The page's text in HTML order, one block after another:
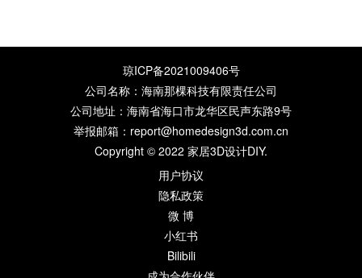
琼ICP备2021009406号
公司名称：海南那棵科技有限责任公司
公司地址：海南省海口市龙华区民声东路9号
举报邮箱：report@homedesign3d.com.cn
Copyright © 2022 家居3D设计DIY.
用户协议
隐私政策
微 博
小红书
Bilibili